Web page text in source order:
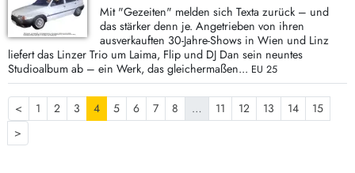
Mit "Gezeiten" melden sich Texta zurück – und
das stärker denn je. Angetrieben von ihren
ausverkauften 30-Jahre-Shows in Wien und Linz
liefert das Linzer Trio um Laima, Flip und DJ Dan sein neuntes
Studioalbum ab – ein Werk, das gleichermaßen... EU 25
< 1 2 3 4 5 6 7 8 … 11 12 13 14
15
>